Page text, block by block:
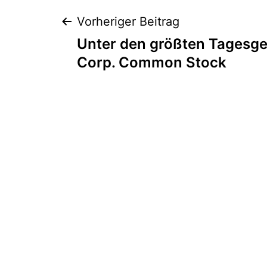
Vorheriger Beitrag
Unter den größten
Corp. Common Stock